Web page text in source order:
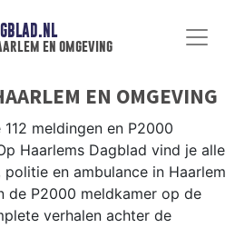
en omgeving
EN OMGEVING
meldingen en P2000
Haarlems Dagblad vind je alle
en ambulance in Haarlem
de P2000 meldkamer op de
verhalen achter de